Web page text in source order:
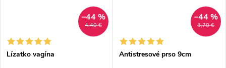
4,40 €
–44 %
Lízatko vagína
3,70 €
–44 %
Antistresové prso 9cm